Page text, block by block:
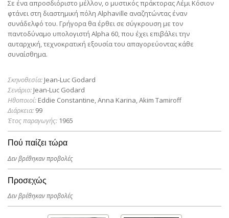
Σε ένα απροσδιόριστο μέλλον, ο μυστικός πράκτορας Λέμι Κόσιον
φτάνει στη διαστημική πόλη Alphaville αναζητώντας έναν
συνάδελφό του. Γρήγορα θα έρθει σε σύγκρουση με τον
παντοδύναμο υπολογιστή Alpha 60, που έχει επιβάλει την
αυταρχική, τεχνοκρατική εξουσία του απαγορεύοντας κάθε
συναίσθημα.
Σκηνοθεσία: Jean-Luc Godard
Σενάριο: Jean-Luc Godard
Ηθοποιοί: Eddie Constantine, Anna Karina, Akim Tamiroff
Διάρκεια: 99
Έτος παραγωγής: 1965
Πού παίζει τώρα
Δεν βρέθηκαν προβολές
Προσεχώς
Δεν βρέθηκαν προβολές